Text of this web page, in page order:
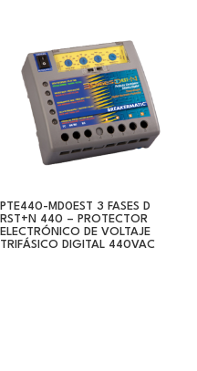
PTE440-MD0EST 3 FASES D
RST+N 440 – PROTECTOR
ELECTRÓNICO DE VOLTAJE
TRIFÁSICO DIGITAL 440VAC